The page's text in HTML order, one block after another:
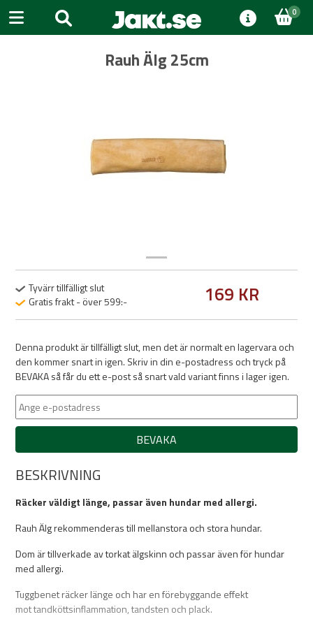
0
Rauh Älg 25cm
Tyvärr tillfälligt slut
Gratis frakt - över 599:-
169 KR
Denna produkt är tillfälligt slut, men det är normalt en lagervara och
den kommer snart in igen. Skriv in din e-postadress och tryck på
BEVAKA så får du ett e-post så snart vald variant finns i lager igen.
BEVAKA
BESKRIVNING
Räcker väldigt länge, passar även hundar med allergi.
Rauh Älg rekommenderas till mellanstora och stora hundar.
Dom är tillverkade av torkat älgskinn och passar även för hundar
med allergi.
Tuggbenet räcker länge och har en förebyggande effekt
mot tandköttsinflammation, tandsten och plack.